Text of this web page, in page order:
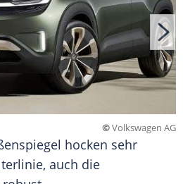
©Volkswagen AG
hocken sehr
auch die